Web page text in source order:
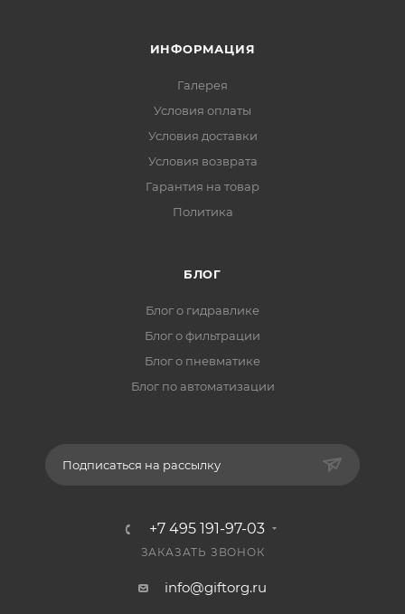
ИНФОРМАЦИЯ
Галерея
Условия оплаты
Условия доставки
Условия возврата
Гарантия на товар
Политика
БЛОГ
Блог о гидравлике
Блог о фильтрации
Блог о пневматике
Блог по автоматизации
Подписаться на рассылку
+7 495 191-97-03
ЗАКАЗАТЬ ЗВОНОК
info@giftorg.ru